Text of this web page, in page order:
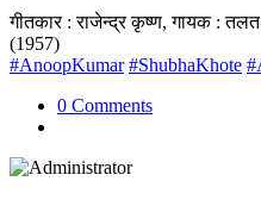
गीतकार : राजेन्द्र कृष्ण, गायक :
(1957)
#AnoopKumar #ShubhaKhote
0 Comments